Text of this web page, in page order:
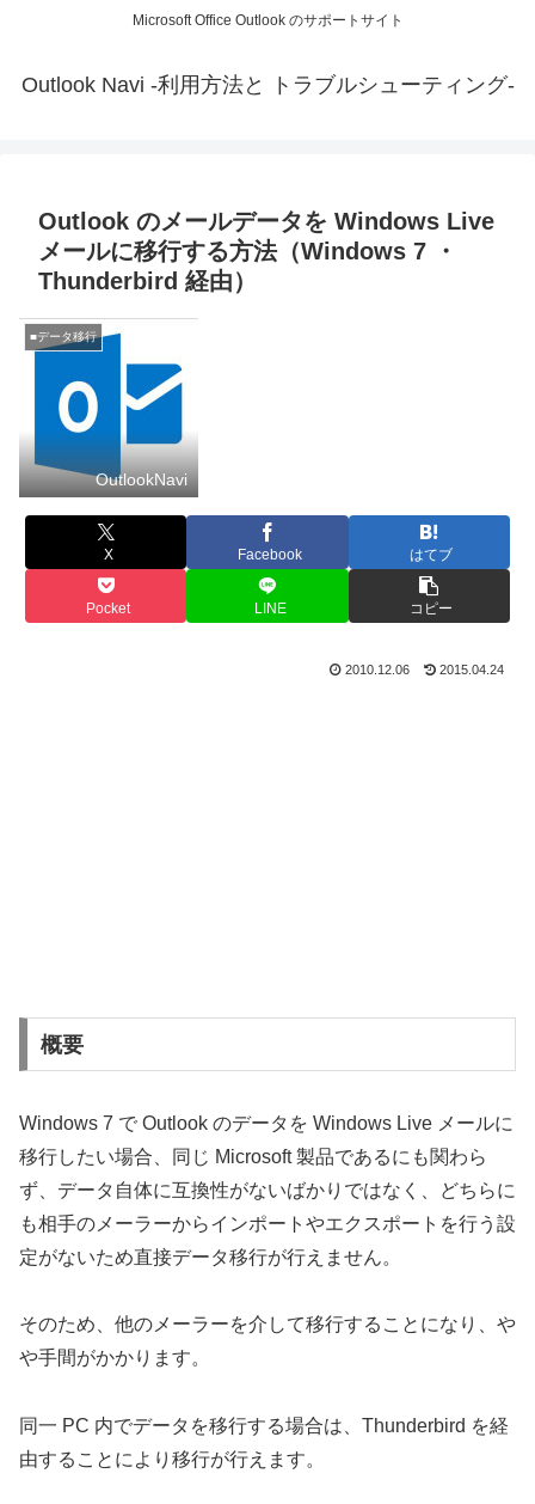
Microsoft Office Outlook のサポートサイト
Outlook Navi -利用方法と トラブルシューティング-
Outlook のメールデータを Windows Live
メールに移行する方法（Windows 7 ・
Thunderbird 経由）
■データ移行
OutlookNavi
X Facebook はてブ
Pocket LINE コピー
2010.12.06 2015.04.24
概要
Windows 7 で Outlook のデータを Windows Live メールに
移行したい場合、同じ Microsoft 製品であるにも関わら
ず、データ自体に互換性がないばかりではなく、どちらに
も相手のメーラーからインポートやエクスポートを行う設
定がないため直接データ移行が行えません。
そのため、他のメーラーを介して移行することになり、や
や手間がかかります。
同一 PC 内でデータを移行する場合は、Thunderbird を経
由することにより移行が行えます。